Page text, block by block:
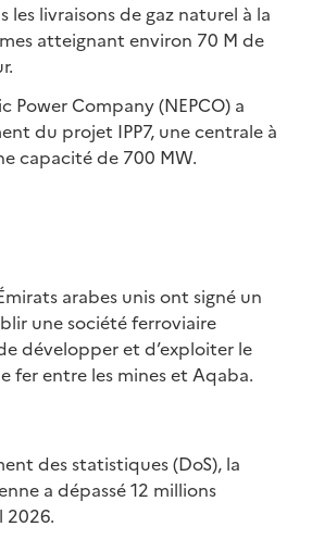
les livraisons de gaz naturel à la
atteignant environ 70 M de
Power Company (NEPCO) a
du projet IPP7, une centrale à
capacité de 700 MW.
arabes unis ont signé un
une société ferroviaire
développer et d’exploiter le
fer entre les mines et Aqaba.
des statistiques (DoS), la
a dépassé 12 millions
2026.